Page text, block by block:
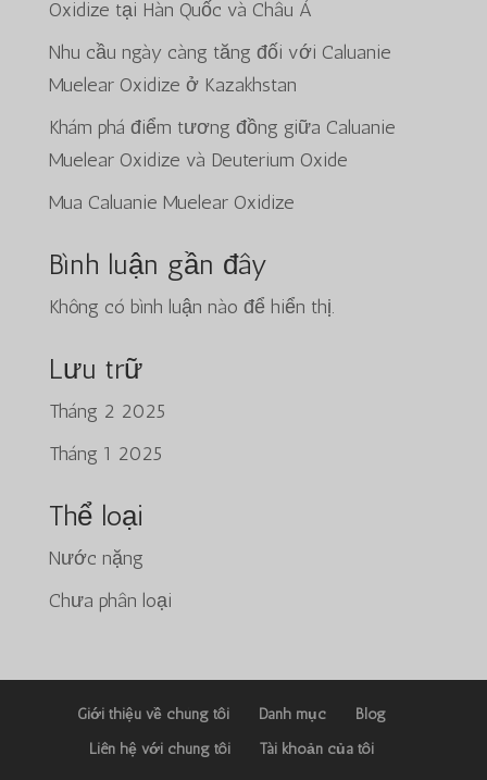
Oxidize tại Hàn Quốc và Châu Á
Nhu cầu ngày càng tăng đối với Caluanie
Muelear Oxidize ở Kazakhstan
Khám phá điểm tương đồng giữa Caluanie
Muelear Oxidize và Deuterium Oxide
Mua Caluanie Muelear Oxidize
Bình luận gần đây
Không có bình luận nào để hiển thị.
Lưu trữ
Tháng 2 2025
Tháng 1 2025
Thể loại
Nước nặng
Chưa phân loại
Giới thiệu về chúng tôi Danh mục
Blog
Liên hệ với chúng tôi
Tài khoản của tôi
ភាសាខ្មែរ
Қазақ тілі
O‘zbekcha